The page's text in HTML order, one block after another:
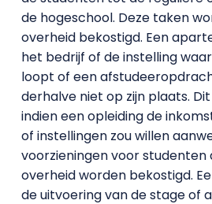
de hogeschool. Deze taken
overheid bekostigd. Een
het bedrijf of de instelling
loopt of een
derhalve niet op zijn plaats.
indien een opleiding de
of instellingen zou willen
voorzieningen voor studenten
overheid worden bekostigd.
de uitvoering van de stage of